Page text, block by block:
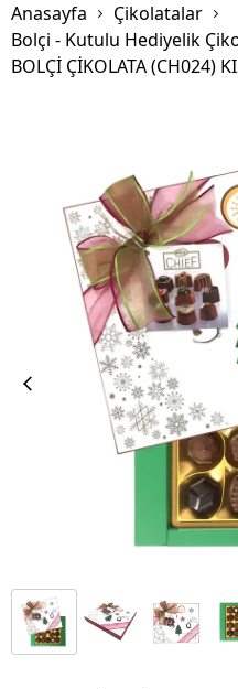
Anasayfa
Çikolatalar
Bolçi - Kutulu Hediyelik
BOLÇİ ÇİKOLATA (CH024)